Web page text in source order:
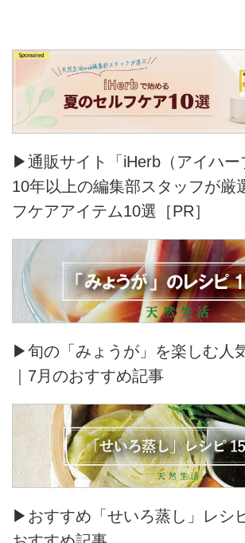
▶通販サイト「iHerb（アイハー
10年以上の編集部スタッフが厳
フケアアイテム10選［PR］
▶旬の「みょうが」を楽しむ人
｜7月のおすすめ記事
▶おすすめ「せいろ蒸し」レシ